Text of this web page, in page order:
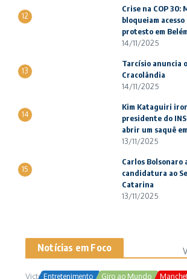
12
Crise na COP 30:
bloqueiam acesso
protesto em
14/11/2025
13
Tarcísio anuncia
Cracolândia
14/11/2025
14
Kim Kataguiri
presidente do
abrir um saquê
13/11/2025
15
Carlos Bolsonaro
candidatura ao
Catarina
13/11/2025
Notícias em Foco
Entretenimento Giro ao Mundo
Victor Samuel 24/10/2025